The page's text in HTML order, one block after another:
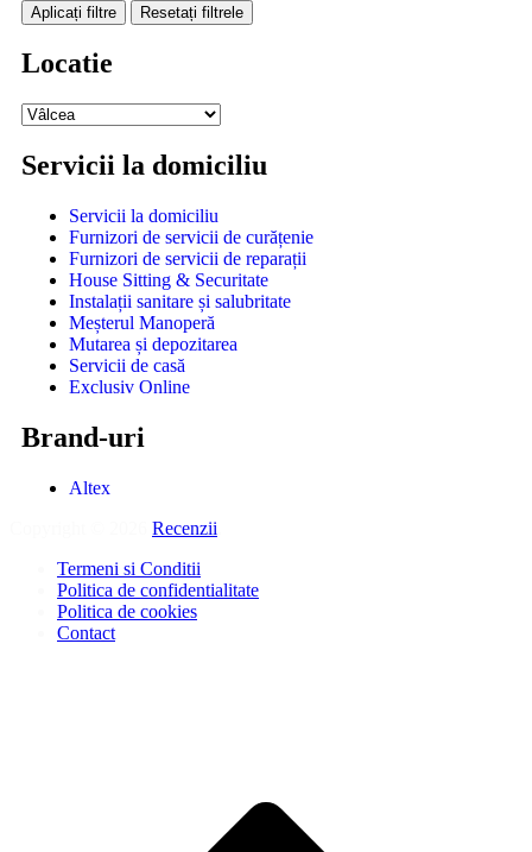
Aplicați filtre Resetați filtrele
Locatie
Servicii la domiciliu
Servicii la domiciliu
Furnizori de servicii de curățenie
Furnizori de servicii de reparații
House Sitting & Securitate
Instalații sanitare și salubritate
Meșterul Manoperă
Mutarea și depozitarea
Servicii de casă
Exclusiv Online
Brand-uri
Altex
Recenzii
Termeni si Conditii
Politica de confidentialitate
Politica de cookies
Contact